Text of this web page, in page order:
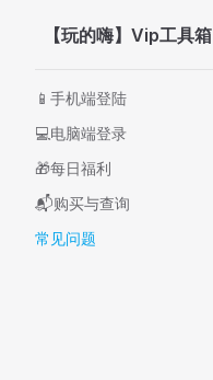
Skip to content
【玩的嗨】Vip工具箱
📱手机端登陆
💻电脑端登录
🎁每日福利
📬购买与查询
常见问题